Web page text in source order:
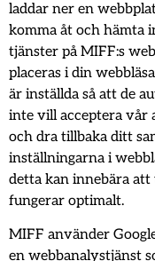
laddar ner en
komma åt och hämta
tjänster på MIFF:s
placeras i din
är inställda så att de
inte vill acceptera vår
och dra tillbaka ditt
inställningarna i
detta kan innebära
fungerar optimalt.
MIFF använder
en webbanalystjänst